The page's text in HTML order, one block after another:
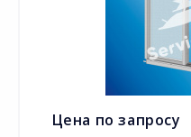
Цена по запросу